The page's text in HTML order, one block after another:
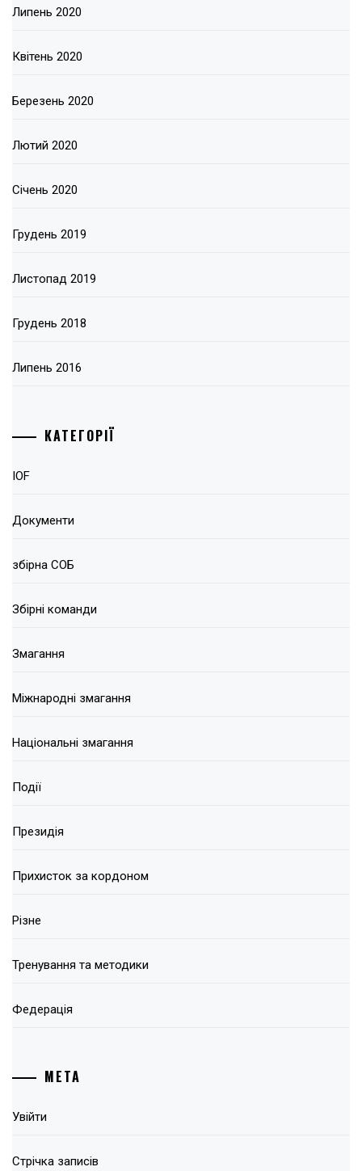
Липень 2020
Квітень 2020
Березень 2020
Лютий 2020
Січень 2020
Грудень 2019
Листопад 2019
Грудень 2018
Липень 2016
КАТЕГОРІЇ
IOF
Документи
збірна СОБ
Збірні команди
Змагання
Міжнародні змагання
Національні змагання
Події
Президія
Прихисток за кордоном
Різне
Тренування та методики
Федерація
МЕТА
Увійти
Стрічка записів